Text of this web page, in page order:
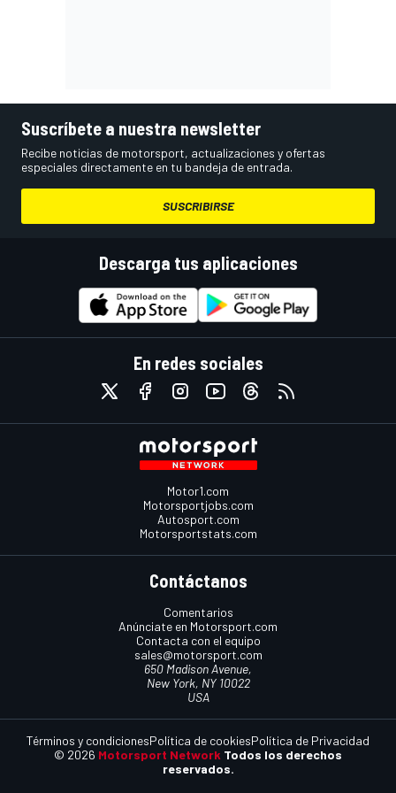
Suscríbete a nuestra newsletter
Recibe noticias de motorsport, actualizaciones y ofertas
especiales directamente en tu bandeja de entrada.
SUSCRIBIRSE
Descarga tus aplicaciones
En redes sociales
Motor1.com
Motorsportjobs.com
Autosport.com
Motorsportstats.com
Contáctanos
Comentarios
Anúnciate en Motorsport.com
Contacta con el equipo
sales@motorsport.com
650 Madison Avenue,
New York, NY 10022
USA
© 2026 Motorsport Network Todos los derechos
reservados.
Términos y condicionesPolítica de cookiesPolítica de Privacidad